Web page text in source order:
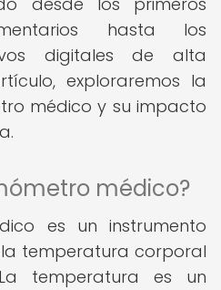
hasta los
digitales de alta
exploraremos la
médico y su impacto
médico?
es un instrumento
temperatura corporal
temperatura es un